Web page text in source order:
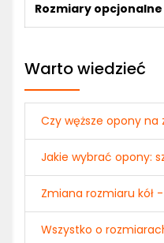
Rozmiary opcjonalne
Warto wiedzieć
Czy węższe opony na
Jakie wybrać opony:
Zmiana rozmiaru kół
Wszystko o